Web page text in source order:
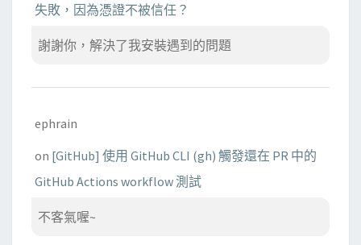
失敗，因為憑證不被信任？
謝謝你，解決了我安裝遇到的問題
ephrain
on [GitHub] 使用 GitHub CLI (gh) 觸發還在 PR 中的
GitHub Actions workflow 測試
不客氣喔~